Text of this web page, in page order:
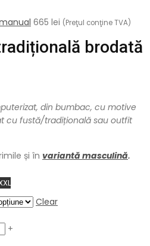
665 lei (Preţul conţine TVA)
brodată
din bumbac, cu motive
cu fustă/tradițională sau outfit
și în variantă masculină.
Clear
+